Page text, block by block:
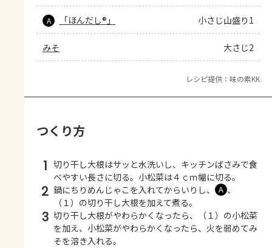
A 「ほんだし®」 小さじ山盛り1
みそ 大さじ2
レシピ提供：味の素KK
つくり方
1 切り干し大根はサッと水洗いし、キッチンばさみで食
べやすい長さに切る。小松菜は４ｃｍ幅に切る。
2 鍋にちりめんじゃこを入れてからいりし、 Ａ 、
（１）の切り干し大根を加えて煮る。
3 切り干し大根がやわらかくなったら、（１）の小松菜
を加え、小松菜がやわらかくなったら、火を弱めてみ
そを溶き入れる。